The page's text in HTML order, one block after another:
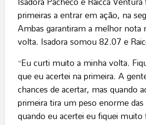
primeiras a entrar em ação, na
Ambas garantiram a melhor nota
volta. Isadora somou 82.07 e
“Eu curti muito a minha volta.
que eu acertei na primeira. A
chances de acertar, mas quando
primeira tira um peso enorme
quando eu acertei eu fiquei